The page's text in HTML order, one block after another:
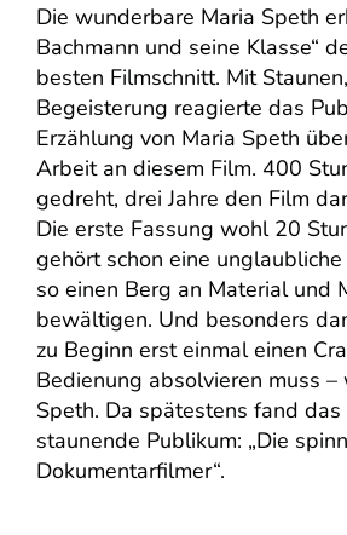
Die wunderbare Maria Speth
Bachmann und seine Klasse“
besten Filmschnitt. Mit
Begeisterung reagierte das
Erzählung von Maria Speth
Arbeit an diesem Film. 400
gedreht, drei Jahre den Film
Die erste Fassung wohl 20
gehört schon eine
so einen Berg an Material und
bewältigen. Und besonders
zu Beginn erst einmal einen
Bedienung absolvieren muss –
Speth. Da spätestens fand
staunende Publikum: „Die
Dokumentarfilmer“.